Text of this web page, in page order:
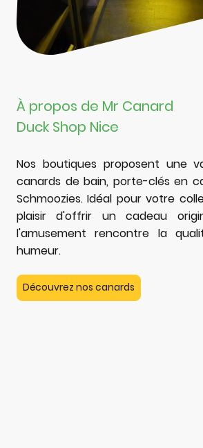
À propos de Mr Canard
Duck Shop Nice
Nos boutiques proposent une
canards de bain, porte-clés en
Schmoozies. Idéal pour votre
plaisir d'offrir un cadeau
l'amusement rencontre la
humeur.
Découvrez nos canards